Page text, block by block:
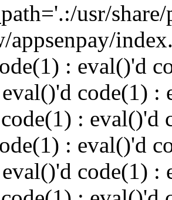
usr/
appsenpay/
: eval()'d
code(1) :
: eval()'d
: eval()'d
code(1) :